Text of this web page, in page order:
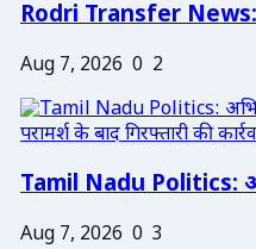
Rodri Transfer News:
Aug 7, 2026 0 2
Tamil Nadu Politics:
Aug 7, 2026 0 3